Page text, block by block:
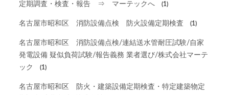
定期調査・検査・報告 ⇒ マーテックへ
(1)
名古屋市昭和区 消防設備点検 防火設備定期検査 (1)
名古屋市昭和区 消防設備点検/連結送水管耐圧試験/自家
発電設備 疑似負荷試験/報告義務 業者選び/株式会社マーテ
ック
(1)
名古屋市昭和区 防火・建築設備定期検査・特定建築物定